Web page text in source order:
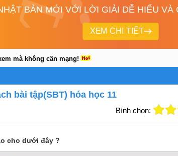
BẢN MỚI VỚI LỜI GIẢI DỄ HIỂU VÀ
XEM CHI TIẾT
mà không cần mạng!
bài tập(SBT) hóa học 11
Bình chọn:
cho dưới đây ?